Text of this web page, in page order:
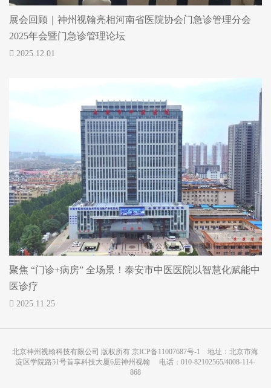
展会回顾｜神州视翰亮相河南省医院协会门急诊管理分会
2025年会暨门急诊管理论坛
2025.12.01
聚焦 “门诊+病房” 全场景！泰安市中医医院以智慧化赋能中
医诊疗
2025.11.25
北京神州视翰科技有限公司 版权所有京ICP备11007687号-1
地址：北京市海
淀区学院路51号首享科技大厦6层神州视翰 电话：010-82102565/4008-114-
868